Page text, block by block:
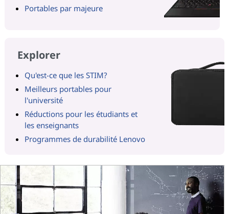
Portables par majeure
Explorer
Qu'est-ce que les STIM?
Meilleurs portables pour
l'université
Réductions pour les étudiants et
les enseignants
Programmes de durabilité Lenovo